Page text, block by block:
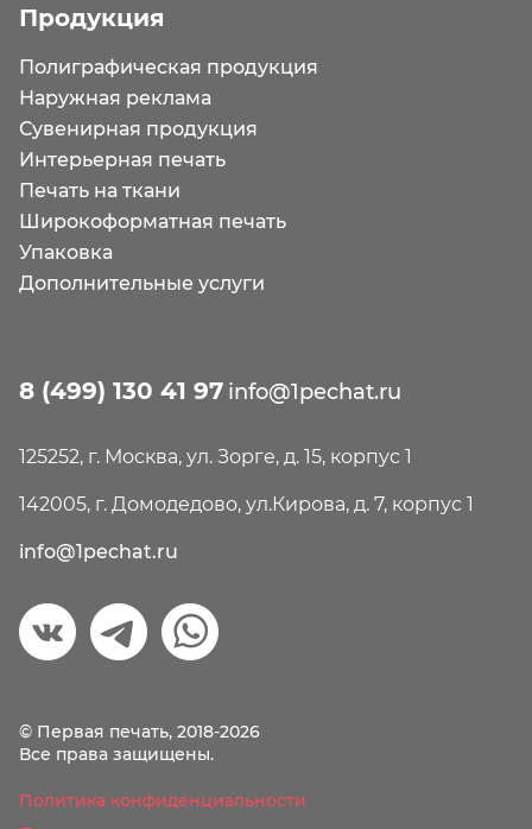
Продукция
Полиграфическая продукция
Наружная реклама
Сувенирная продукция
Интерьерная печать
Печать на ткани
Широкоформатная печать
Упаковка
Дополнительные услуги
8 (499) 130 41 97 info@1pechat.ru
125252, г. Москва, ул. Зорге, д. 15, корпус 1
142005, г. Домодедово, ул.Кирова, д. 7, корпус 1
info@1pechat.ru
© Первая печать, 2018-2026
Все права защищены.
Политика конфиденциальности